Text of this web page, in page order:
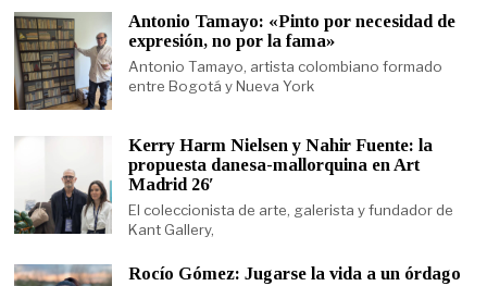
Antonio Tamayo: «Pinto por necesidad de
expresión, no por la fama»
Antonio Tamayo, artista colombiano formado
entre Bogotá y Nueva York
Kerry Harm Nielsen y Nahir Fuente: la
propuesta danesa-mallorquina en Art
Madrid 26′
El coleccionista de arte, galerista y fundador de
Kant Gallery,
Rocío Gómez: Jugarse la vida a un órdago